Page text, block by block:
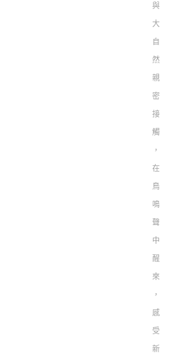
與
大
自
然
親
密
接
觸
，
在
鳥
鳴
聲
中
醒
來
，
感
受
新